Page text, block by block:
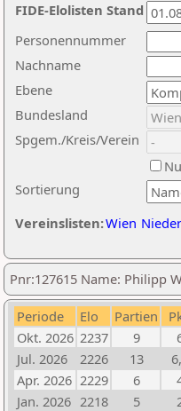
Nachname
Ebene
Sortierung
Personennummer
Bundesland
Spgem./Kreis/Verein
Vereinslisten:Wien
FIDE-Elolisten Stand
Pnr:127615 Name: Philipp
Periode Elo Partien
Okt. 2026 2237 9
Jul. 2026
2226 13
Apr. 2026 2229 6
Jan. 2026 2218 5